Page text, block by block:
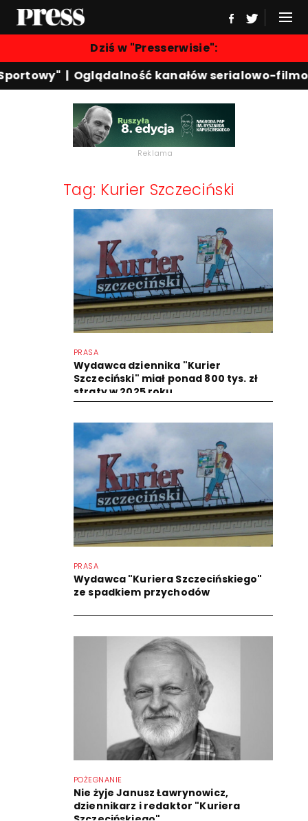
Dziś w "Presserwisie":
| Oglądalność kanałów serialowo-
Reklama
Tag: Kurier Szczeciński
PRASA
Wydawca dziennika "Kurier
Szczeciński" miał ponad 800 tys. zł
straty w 2025 roku
PRASA
Wydawca "Kuriera Szczecińskiego"
ze spadkiem przychodów
POŻEGNANIE
Nie żyje Janusz Ławrynowicz,
dziennikarz i redaktor "Kuriera